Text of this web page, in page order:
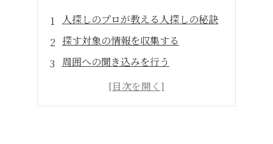
人探しのプロが教える人探しの秘訣
探す対象の情報を収集する
周囲への聞き込みを行う
身近な場所から探す
状況に応じた対応を心がける